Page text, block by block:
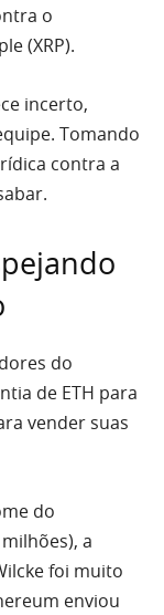
o
(XRP).
incerto,
Tomando
contra a
do
de ETH para
vender suas
do
a
foi muito
enviou